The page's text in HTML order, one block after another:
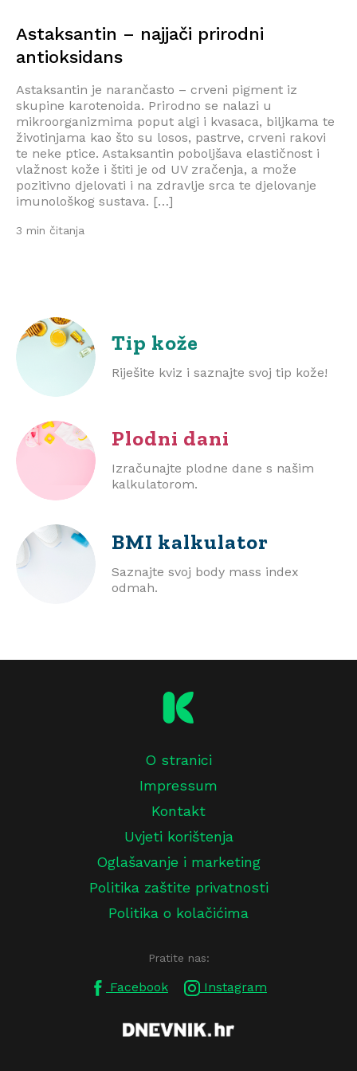
Astaksantin – najjači prirodni
antioksidans
Astaksantin je narančasto – crveni pigment iz
skupine karotenoida. Prirodno se nalazi u
mikroorganizmima poput algi i kvasaca, biljkama te
životinjama kao što su losos, pastrve, crveni rakovi
te neke ptice. Astaksantin poboljšava elastičnost i
vlažnost kože i štiti je od UV zračenja, a može
pozitivno djelovati i na zdravlje srca te djelovanje
imunološkog sustava. […]
3 min čitanja
Tip kože
Riješite kviz i saznajte svoj tip kože!
Plodni dani
Izračunajte plodne dane s našim
kalkulatorom.
BMI kalkulator
Saznajte svoj body mass index
odmah.
O stranici
Impressum
Kontakt
Uvjeti korištenja
Oglašavanje i marketing
Politika zaštite privatnosti
Politika o kolačićima
Pratite nas:
Facebook Instagram